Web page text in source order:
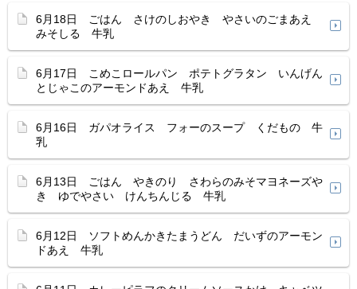
6月18日 ごはん さけのしおやき やさいのごまあえ
みそしる 牛乳
6月17日 こめこロールパン ポテトグラタン いんげん
とじゃこのアーモンドあえ 牛乳
6月16日 ガパオライス フォーのスープ くだもの 牛
乳
6月13日 ごはん やきのり さわらのみそマヨネーズや
き ゆでやさい けんちんじる 牛乳
6月12日 ソフトめんかきたまうどん だいずのアーモン
ドあえ 牛乳